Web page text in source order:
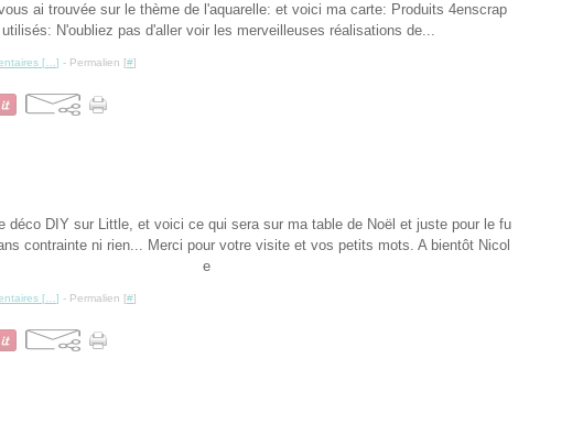
ai trouvée sur le thème de l'aquarelle: et voici ma carte: Produits 4enscrap
utilisés: N'oubliez pas d'aller voir les merveilleuses réalisations de...
[ ] - Permalien [#]
déco DIY sur Little, et voici ce qui sera sur ma table de Noël et juste pour le fu
contrainte ni rien... Merci pour votre visite et vos petits mots. A bientôt Nicol
e
[ ] - Permalien [#]